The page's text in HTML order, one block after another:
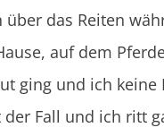
das Reiten
auf dem
ging und ich
Fall und ich ritt